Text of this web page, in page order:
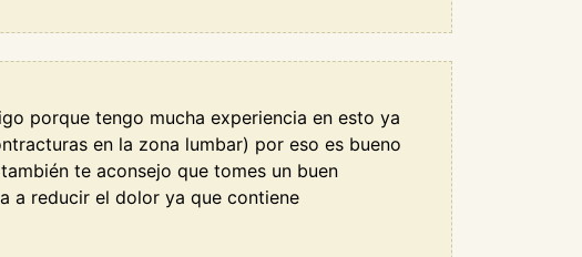
porque tengo mucha experiencia en esto ya
en la zona lumbar) por eso es bueno
te aconsejo que tomes un buen
a reducir el dolor ya que contiene